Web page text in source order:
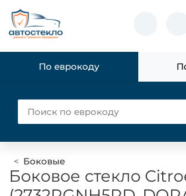
По еврокоду
Боковые
Боковое стекло